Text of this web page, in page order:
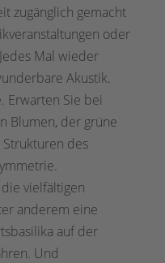
zugänglich gemacht
oder
Mal wieder
Akustik.
Erwarten Sie bei
Blumen, der grüne
des
vielfältigen
anderem eine
auf der
Und